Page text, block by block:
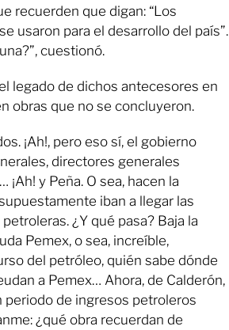
recuerden que digan: “Los
usaron para el desarrollo del país”.
cuestionó.
legado de dichos antecesores en
obras que no se concluyeron.
¡Ah!, pero eso sí, el gobierno
directores generales
¡Ah! y Peña. O sea, hacen la
iban a llegar las
¿Y qué pasa? Baja la
Pemex, o sea, increíble,
del petróleo, quién sabe dónde
a Pemex… Ahora, de Calderón,
periodo de ingresos petroleros
¿qué obra recuerdan de